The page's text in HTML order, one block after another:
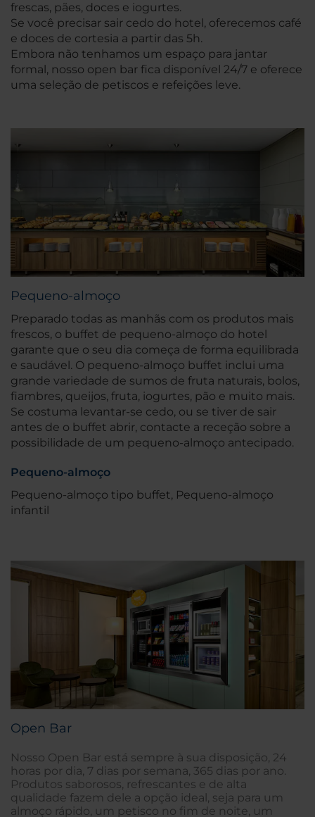
frescas, pães, doces e iogurtes.
Se você precisar sair cedo do hotel, oferecemos café
e doces de cortesia a partir das 5h.
Embora não tenhamos um espaço para jantar
formal, nosso open bar fica disponível 24/7 e oferece
uma seleção de petiscos e refeições leve.
Pequeno-almoço
Preparado todas as manhãs com os produtos mais
frescos, o buffet de pequeno-almoço do hotel
garante que o seu dia começa de forma equilibrada
e saudável. O pequeno-almoço buffet inclui uma
grande variedade de sumos de fruta naturais, bolos,
fiambres, queijos, fruta, iogurtes, pão e muito mais.
Se costuma levantar-se cedo, ou se tiver de sair
antes de o buffet abrir, contacte a receção sobre a
possibilidade de um pequeno-almoço antecipado.
Pequeno-almoço
Pequeno-almoço tipo buffet, Pequeno-almoço
infantil
Open Bar
Nosso Open Bar está sempre à sua disposição, 24
horas por dia, 7 dias por semana, 365 dias por ano.
Produtos saborosos, refrescantes e de alta
qualidade fazem dele a opção ideal, seja para um
almoço rápido, um petisco no fim de noite, um